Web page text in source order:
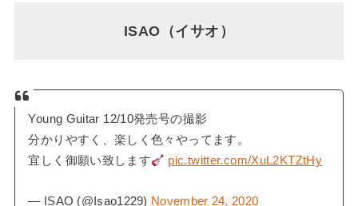
ISAO（イサオ）
Young Guitar 12/10発売号の撮影
分かりやすく、楽しく色々やってます。
宜しく御願い致します
pic.twitter.com/XuL2KTZtHy
— ISAO (@Isao1229) November 24, 2020